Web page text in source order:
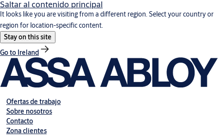
Saltar al contenido principal
It looks like you are visiting from a different region. Select your country or
region for location-specific content.
Stay on this site
Go to Ireland
Ofertas de trabajo
Sobre nosotros
Contacto
Zona clientes